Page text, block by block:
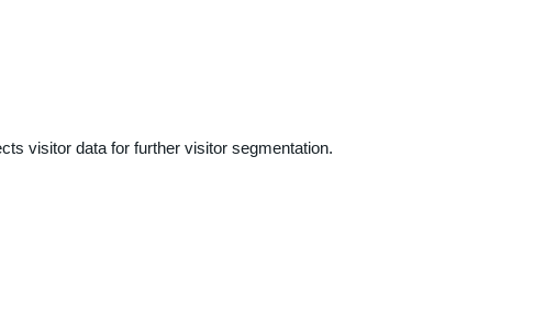
visitor data for further visitor segmentation.